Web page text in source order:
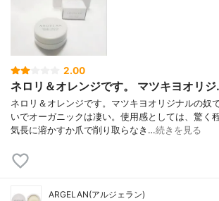
2.00
ネロリ＆オレンジです。 マツキヨオリジ
ネロリ＆オレンジです。マツキヨオリジナルの奴
いでオーガニックは凄い。使用感としては、驚く
気長に溶かすか爪で削り取らなき…続きを見る
ARGELAN(アルジェラン)